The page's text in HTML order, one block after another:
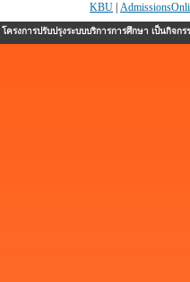
KBU
โครงการปรับปรุงระบบบริการการศึกษา เป็นกิ